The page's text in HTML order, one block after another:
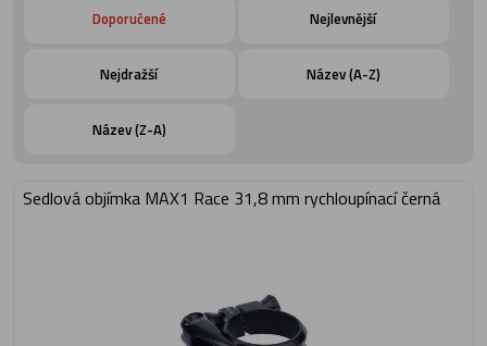
Doporučené Nejlevnější
Nejdražší Název (A-Z)
Název (Z-A)
Sedlová objímka MAX1 Race 31,8 mm rychloupínací černá